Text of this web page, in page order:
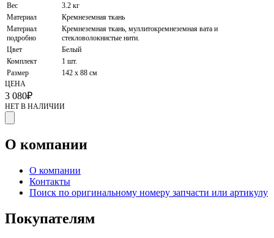
Вес
3.2 кг
Материал
Кремнеземная ткань
Материал
подробно
Кремнеземная ткань, муллитокремнеземная вата и
стекловолокнистые нити.
Цвет
Белый
Комплект
1 шт.
Размер
142 х 88 см
ЦЕНА
3 080₽
НЕТ В НАЛИЧИИ
О компании
О компании
Контакты
Поиск по оригинальному номеру запчасти или артикулу
Покупателям